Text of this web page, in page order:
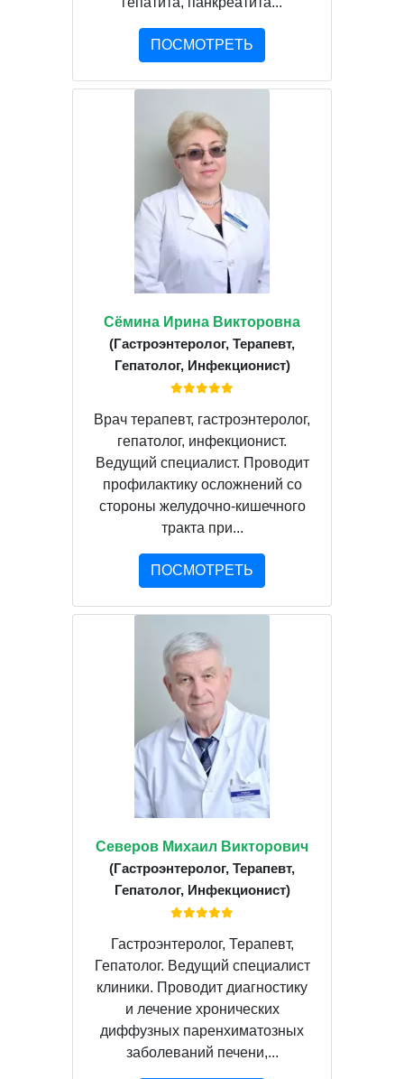
ПОСМОТРЕТЬ
Сёмина Ирина Викторовна
(Гастроэнтеролог, Терапевт,
Гепатолог, Инфекционист)
Врач терапевт, гастроэнтеролог,
гепатолог, инфекционист.
Ведущий специалист. Проводит
профилактику осложнений со
стороны желудочно-кишечного
тракта при...
ПОСМОТРЕТЬ
Северов Михаил Викторович
(Гастроэнтеролог, Терапевт,
Гепатолог, Инфекционист)
Гастроэнтеролог, Терапевт,
Гепатолог. Ведущий специалист
клиники. Проводит диагностику
и лечение хронических
диффузных паренхиматозных
заболеваний печени,...